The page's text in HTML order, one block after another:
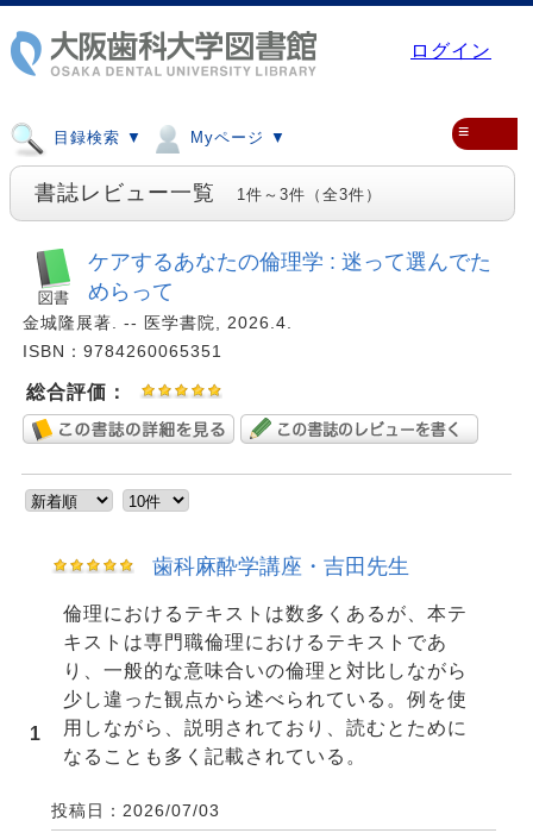
ログイン
目録検索 ▼ Myページ ▼ ≡
書誌レビュー一覧 1件～3件（全3件）
ケアするあなたの倫理学 : 迷って選んでた
めらって
金城隆展著. -- 医学書院, 2026.4.
ISBN：9784260065351
総合評価：
1
歯科麻酔学講座・吉田先生
倫理におけるテキストは数多くあるが、本テ
キストは専門職倫理におけるテキストであ
り、一般的な意味合いの倫理と対比しながら
少し違った観点から述べられている。例を使
用しながら、説明されており、読むとために
なることも多く記載されている。
投稿日：2026/07/03